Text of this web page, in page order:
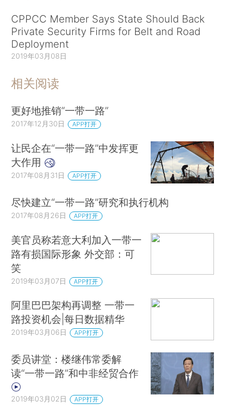
CPPCC Member Says State Should Back
Private Security Firms for Belt and Road
Deployment
2019年03月08日
相关阅读
更好地推销“一带一路”
2017年12月30日 APP打开
让民企在“一带一路”中发挥更
大作用
2017年08月31日 APP打开
尽快建立“一带一路”研究和执行机构
2017年08月26日 APP打开
美官员称若意大利加入一带一
路有损国际形象 外交部：可
笑
2019年03月07日 APP打开
阿里巴巴架构再调整 一带一
路投资机会|每日数据精华
2019年03月06日 APP打开
委员讲堂：楼继伟常委解
读“一带一路”和中非经贸合作
2019年03月02日 APP打开